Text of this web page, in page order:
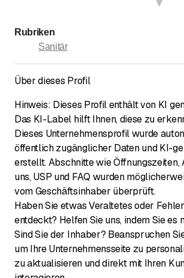
Rubriken
Sanitär
Über dieses Profil
Hinweis: Dieses Profil enthält von KI
Das KI-Label hilft Ihnen, diese zu
Dieses Unternehmensprofil wurde
öffentlich zugänglicher Daten und KI-
erstellt. Abschnitte wie Öffnungszeiten,
uns, USP und FAQ wurden
vom Geschäftsinhaber überprüft.
Haben Sie etwas Veraltetes oder
entdeckt? Helfen Sie uns, indem Sie es
Sind Sie der Inhaber? Beanspruchen
um Ihre Unternehmensseite zu
zu aktualisieren und direkt mit Ihren